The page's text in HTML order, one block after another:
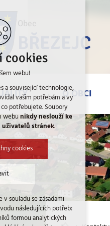
BŘEZEJC
O OBCI
cookies
webu!
a související technologie,
vašim potřebám a vy
potřebujete. Soubory
webunikdy neslouží ke
stránek.
cookies
webu
v souladu se zásadami
následujících potřeb:
formou analytických